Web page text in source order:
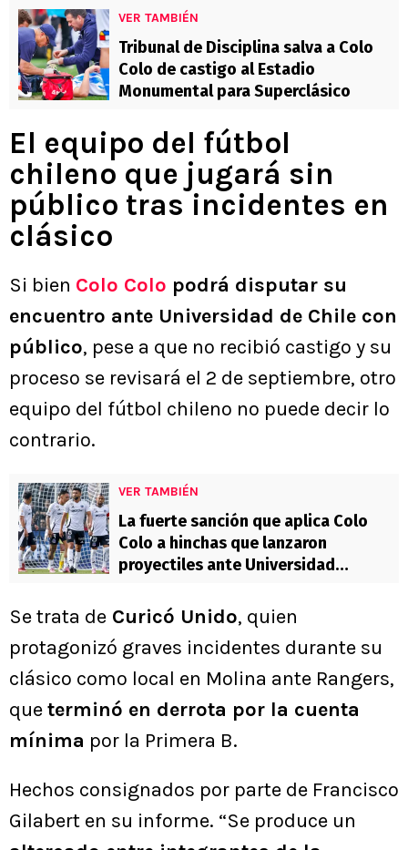
VER TAMBIÉN
Tribunal de Disciplina salva a Colo
Colo de castigo al Estadio
Monumental para Superclásico
El equipo del fútbol
chileno que jugará sin
público tras incidentes en
clásico
Si bien Colo Colo podrá disputar su
encuentro ante Universidad de Chile con
público, pese a que no recibió castigo y su
proceso se revisará el 2 de septiembre, otro
equipo del fútbol chileno no puede decir lo
contrario.
VER TAMBIÉN
La fuerte sanción que aplica Colo
Colo a hinchas que lanzaron
proyectiles ante Universidad
Se trata de Curicó Unido, quien
protagonizó graves incidentes durante su
clásico como local en Molina ante Rangers,
queterminó en derrota por la cuenta
mínima por la Primera B.
Hechos consignados por parte de Francisco
Gilabert en su informe. “Se produce un